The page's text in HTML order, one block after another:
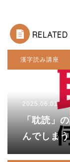
漢字読み講座
2025.06.01
「耽読」
んでしま